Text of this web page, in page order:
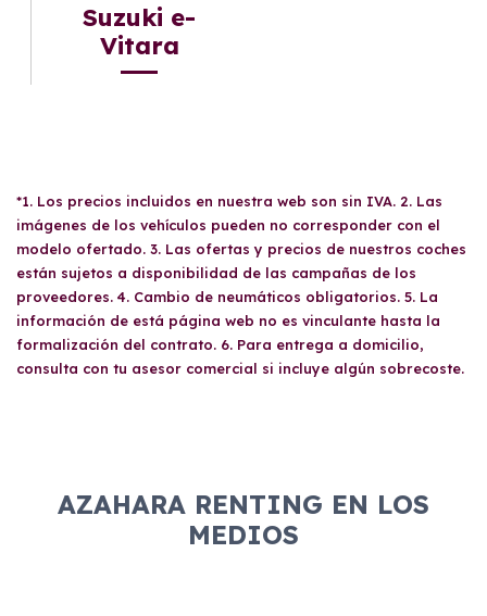
Suzuki e-
Vitara
*1. Los precios incluidos en nuestra web son sin IVA. 2. Las
imágenes de los vehículos pueden no corresponder con el
modelo ofertado. 3. Las ofertas y precios de nuestros coches
están sujetos a disponibilidad de las campañas de los
proveedores. 4. Cambio de neumáticos obligatorios. 5. La
información de está página web no es vinculante hasta la
formalización del contrato. 6. Para entrega a domicilio,
consulta con tu asesor comercial si incluye algún sobrecoste.
AZAHARA RENTING EN LOS
MEDIOS